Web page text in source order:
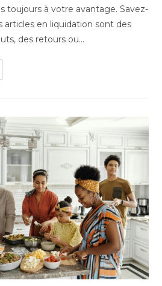
toujours à votre avantage. Savez-
articles en liquidation sont des
des retours ou…